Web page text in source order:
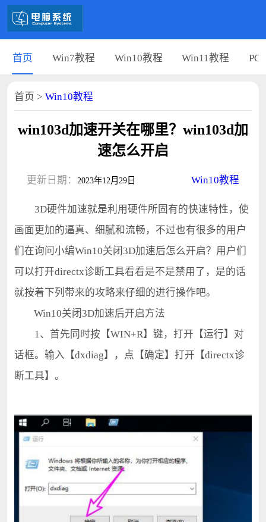
首页 Win7教程 Win10教程 Win11教程 PC
首页 > Win10教程
win103d加速开关在哪里？win103d加
速怎么开启
更新日期： 2023年12月29日 Win10教程
3D硬件加速就是利用硬件所固有的快速特性，使
画面更加的逼真、细腻和流畅，不过也有很多的用户
们在询问小编Win10关闭3D加速后怎么开启？用户们
可以打开directx诊断工具看看是不是禁用了，是的话
就按着下列带来的攻略来仔细的进行操作吧。
Win10关闭3D加速后开启方法
1、首先同时按【WIN+R】键，打开【运行】对
话框。输入【dxdiag】，点【确定】打开【directx诊
断工具】。